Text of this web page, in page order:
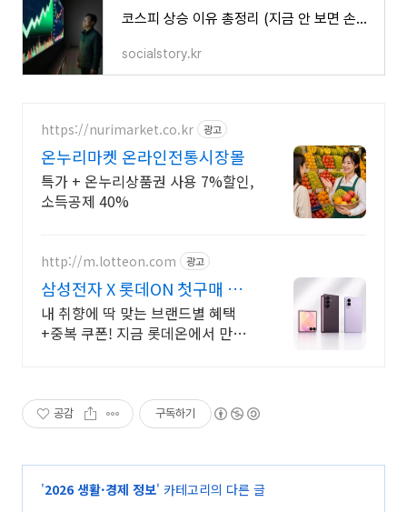
코스피 상승 이유 총정리 (지금 안 보면 손해) 삼성전자·SK하이닉스 영향 분석
socialstory.kr
https://nurimarket.co.kr 광고
온누리마켓 온라인전통시장몰
특가 + 온누리상품권 사용 7%할인,
소득공제 40%
http://m.lotteon.com 광고
삼성전자 X 롯데ON 첫구매 최
대 5천원 혜택!
내 취향에 딱 맞는 브랜드별 혜택
+중복 쿠폰! 지금 롯데온에서 만나
공감 구독하기
'2026 생활·경제 정보' 카테고리의 다른 글